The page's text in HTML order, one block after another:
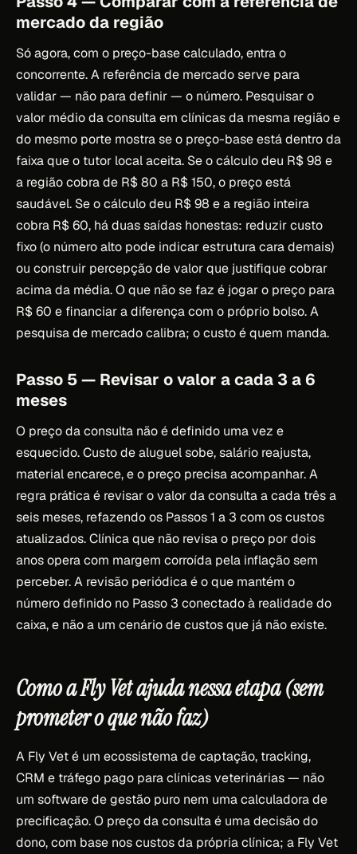
mercado da região
Só agora, com o preço-base calculado, entra o
concorrente. A referência de mercado serve para
validar — não para definir — o número. Pesquisar o
valor médio da consulta em clínicas da mesma região e
do mesmo porte mostra se o preço-base está dentro da
faixa que o tutor local aceita. Se o cálculo deu R$ 98 e
a região cobra de R$ 80 a R$ 150, o preço está
saudável. Se o cálculo deu R$ 98 e a região inteira
cobra R$ 60, há duas saídas honestas: reduzir custo
fixo (o número alto pode indicar estrutura cara demais)
ou construir percepção de valor que justifique cobrar
acima da média. O que não se faz é jogar o preço para
R$ 60 e financiar a diferença com o próprio bolso. A
pesquisa de mercado calibra; o custo é quem manda.
Passo 5 — Revisar o valor a cada 3 a 6
meses
O preço da consulta não é definido uma vez e
esquecido. Custo de aluguel sobe, salário reajusta,
material encarece, e o preço precisa acompanhar. A
regra prática é revisar o valor da consulta a cada três a
seis meses, refazendo os Passos 1 a 3 com os custos
atualizados. Clínica que não revisa o preço por dois
anos opera com margem corroída pela inflação sem
perceber. A revisão periódica é o que mantém o
número definido no Passo 3 conectado à realidade do
caixa, e não a um cenário de custos que já não existe.
Como a Fly Vet ajuda nessa etapa (sem
prometer o que não faz)
A Fly Vet é um ecossistema de captação, tracking,
CRM e tráfego pago para clínicas veterinárias — não
um software de gestão puro nem uma calculadora de
precificação. O preço da consulta é uma decisão do
dono, com base nos custos da própria clínica; a Fly Vet